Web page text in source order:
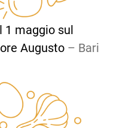
1 maggio sul
Augusto– Bari